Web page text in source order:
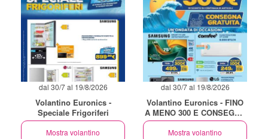
dal 30/7 al 19/8/2026
Volantino Euronics -
Speciale Frigoriferi
Mostra volantino
dal 30/7 al 19/8/2026
Volantino Euronics - FINO
A MENO 300 E CONSEGNA
GRATUITA GRANDI
ELETTRODOMESTICI
Mostra volantino